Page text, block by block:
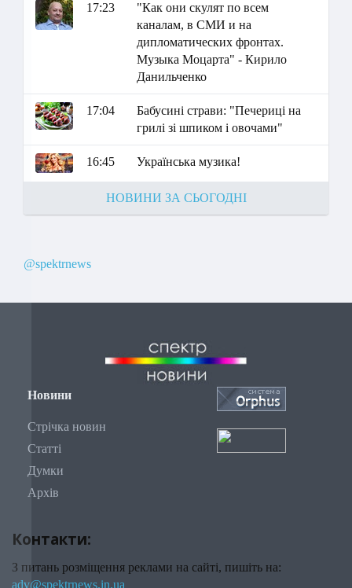
17:23
"Как они скулят по всем
каналам, в СМИ и на
дипломатических фронтах.
Музыка Моцарта" - Кирило
Данильченко
17:04
Бабусині страви: "Печериці на
грилі зі шпиком і овочами"
16:45 Українська музика!
НОВИНИ ЗА СЬОГОДНІ
@spektrnews
Новини
Стрічка новин
Статті
Думки
Архів
Контакти:
З питань розміщення реклами на сайті, пишіть на:
adv@spektrnews.in.ua